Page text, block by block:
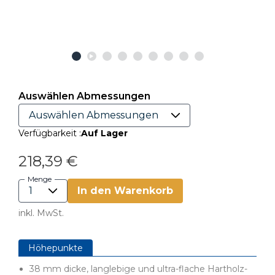
Auswählen Abmessungen
Verfügbarkeit :Auf Lager
218,39 €
Menge
In den Warenkorb
inkl. MwSt.
Höhepunkte
38 mm dicke, langlebige und ultra-flache Hartholz-